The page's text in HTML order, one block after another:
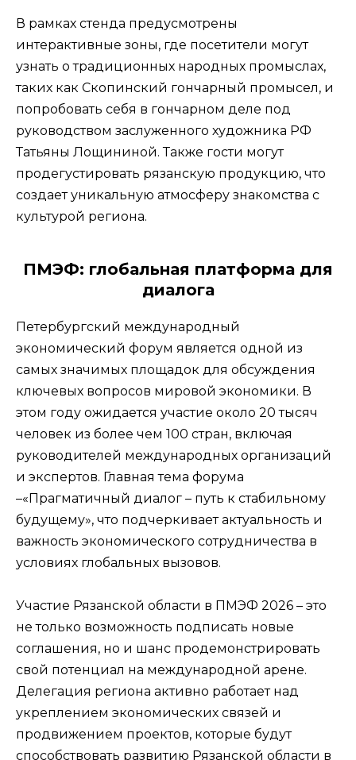
В рамках стенда предусмотрены
интерактивные зоны, где посетители могут
узнать о традиционных народных промыслах,
таких как Скопинский гончарный промысел, и
попробовать себя в гончарном деле под
руководством заслуженного художника РФ
Татьяны Лощининой. Также гости могут
продегустировать рязанскую продукцию, что
создает уникальную атмосферу знакомства с
культурой региона.
ПМЭФ: глобальная платформа для
диалога
Петербургский международный
экономический форум является одной из
самых значимых площадок для обсуждения
ключевых вопросов мировой экономики. В
этом году ожидается участие около 20 тысяч
человек из более чем 100 стран, включая
руководителей международных организаций
и экспертов. Главная тема форума
–«Прагматичный диалог – путь к стабильному
будущему», что подчеркивает актуальность и
важность экономического сотрудничества в
условиях глобальных вызовов.
Участие Рязанской области в ПМЭФ 2026 – это
не только возможность подписать новые
соглашения, но и шанс продемонстрировать
свой потенциал на международной арене.
Делегация региона активно работает над
укреплением экономических связей и
продвижением проектов, которые будут
способствовать развитию Рязанской области в